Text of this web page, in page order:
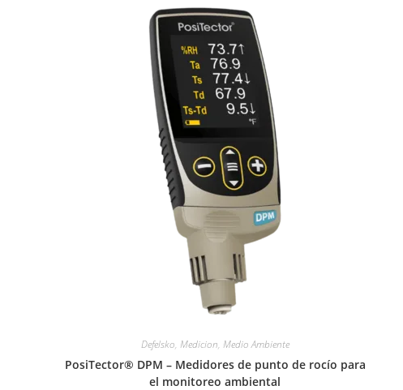
Defelsko, Medicion, Medio Ambiente
PosiTector® DPM – Medidores de punto de rocío para
el monitoreo ambiental